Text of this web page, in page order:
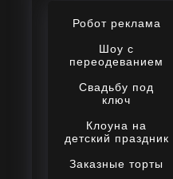
Робот реклама
Шоу с
переодеванием
Свадьбу под
ключ
Клоуна на
детский праздник
Заказные торты